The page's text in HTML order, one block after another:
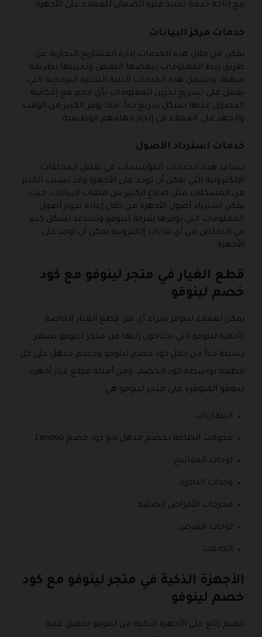
مع إتاحة خدمة تمديد فترة الضمان للعملاء على الأجهزة.
خدمات مركز البيانات
يمكن من خلال هذه الخدمات إدارة المشاريع التجارية عن
طريق ربط المعلومات ببعضها البعض وتخزينها بطريقة
سهلة، وتشمل هذه الخدمات البنية التحتية البرمجية التي
تعمل على تسريع تخزين المعلومات بأي حجم مع إمكانية
الحصول عليها بشكل سريع جداً، مما يوفر الكثير من الوقت
والجهد على العملاء في إنجاز مهامهم الوظيفية.
خدمات استرداد الأصول
تساعد هذه الخدمات المؤسسات في تقليل المخلفات
الإلكترونية التي يمكن أن توجد على الأجهزة وقد تسبب الكثير
من المشكلات مثل ضياع الكثير من ملفات البيانات، حيث
يمكن استرداد أصول الأجهزة من خلال إعادة تدوير أصول
المعلومات التي توفرها شركة لينوفو وتساعد بشكل كبير
في التخلص من أي نفايات إلكترونية يمكن أن توجد على
الأجهزة.
قطع الغيار في متجر لينوفو مع كود
خصم لينوفو
يمكن لعملاء لينوفر شراء أي من قطع الغيار الخاصة
بأجهزة لينوفو التي يحتاجون إليها من متجر لينوفو بسعر
بسيط جداً من خلال كود خصم لينوفو وخصم مذهل على كل
قطعة بواسطة كود الخصم، ومن أمثلة قطع غيار أجهزة
لينوفو المتوفرة على متجر لينوفو هي:
البطاريات.
محولات الطاقة بخصم مذهل مع كود خصم Lenovo.
لوحات المفاتيح.
وحدات الذاكرة.
محركات الأقراص الصلبة.
لوحات العرض.
الكابلات.
الأجهزة الذكية في متجر لينوفو مع كود
خصم لينوفو
خصم رائع على الأجهزة الذكية من لينوفو يحصل عليه